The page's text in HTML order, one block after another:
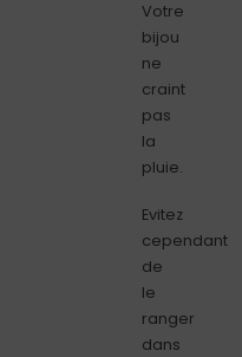
Votre
bijou
ne
craint
pas
la
pluie.
Evitez
cependant
de
le
ranger
dans